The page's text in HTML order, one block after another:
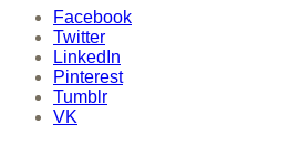
Facebook
Twitter
LinkedIn
Pinterest
Tumblr
VK